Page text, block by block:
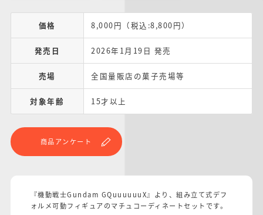
価格 8,000円（税込:8,800円）
発売日 2026年1月19日 発売
売場 全国量販店の菓子売場等
対象年齢 15才以上
商品アンケート
『機動戦士Gundam GQuuuuuuX』より、組み立て式デフ
ォルメ可動フィギュアのマチュコーディネートセットです。